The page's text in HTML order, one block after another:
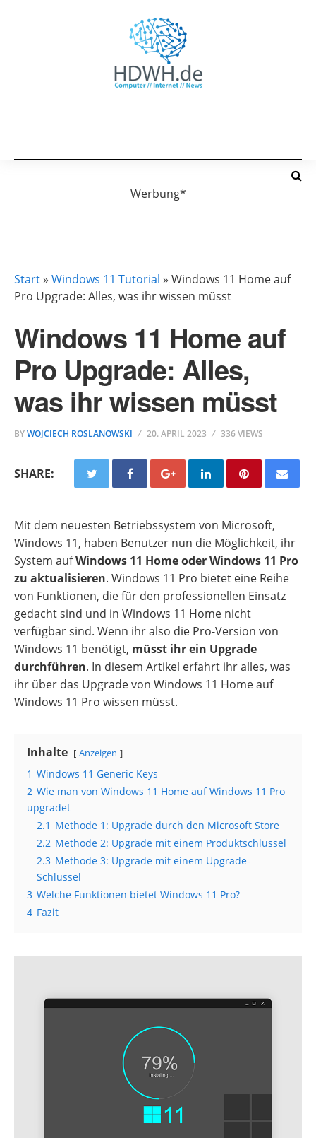
Werbung*
Start» Windows 11 Tutorial » Windows 11 Home auf
Pro Upgrade: Alles, was ihr wissen müsst
Windows 11 Home auf
Pro Upgrade: Alles,
was ihr wissen müsst
BYWOJCIECH ROSLANOWSKI 20. APRIL 2023 336 VIEWS
SHARE:
Mit dem neuesten Betriebssystem von Microsoft,
Windows 11, haben Benutzer nun die Möglichkeit, ihr
System aufWindows 11 Home oder Windows 11 Pro
zu aktualisieren. Windows 11 Pro bietet eine Reihe
von Funktionen, die für den professionellen Einsatz
gedacht sind und in Windows 11 Home nicht
verfügbar sind. Wenn ihr also die Pro-Version von
Windows 11 benötigt, müsst ihr ein Upgrade
durchführen. In diesem Artikel erfahrt ihr alles, was
ihr über das Upgrade von Windows 11 Home auf
Windows 11 Pro wissen müsst.
Inhalte Anzeigen
1 Windows 11 Generic Keys
2 Wie man von Windows 11 Home auf Windows 11 Pro
upgradet
2.1 Methode 1: Upgrade durch den Microsoft Store
2.2 Methode 2: Upgrade mit einem Produktschlüssel
2.3 Methode 3: Upgrade mit einem Upgrade-
Schlüssel
3 Welche Funktionen bietet Windows 11 Pro?
4 Fazit